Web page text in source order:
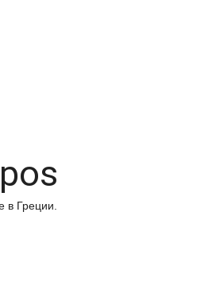
в Греции.